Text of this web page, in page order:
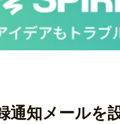
通知メールを